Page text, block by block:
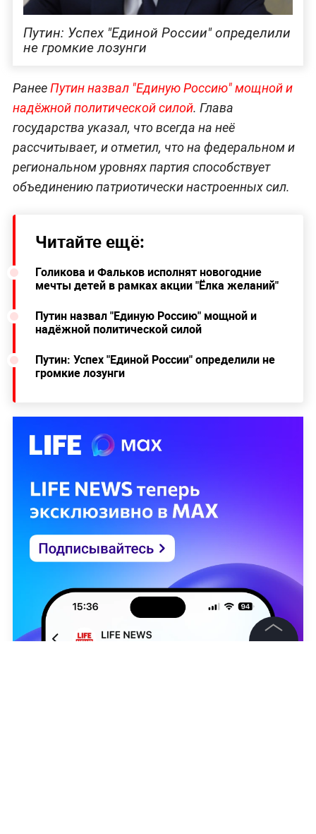
Путин: Успех "Единой России" определили
не громкие лозунги
РанееПутин назвал "Единую Россию" мощной и
надёжной политической силой. Глава
государства указал, что всегда на неё
рассчитывает, и отметил, что на федеральном и
региональном уровнях партия способствует
объединению патриотически настроенных сил.
Читайте ещё:
Голикова и Фальков исполнят новогодние
мечты детей в рамках акции "Ёлка желаний"
Путин назвал "Единую Россию" мощной и
надёжной политической силой
Путин: Успех "Единой России" определили не
громкие лозунги